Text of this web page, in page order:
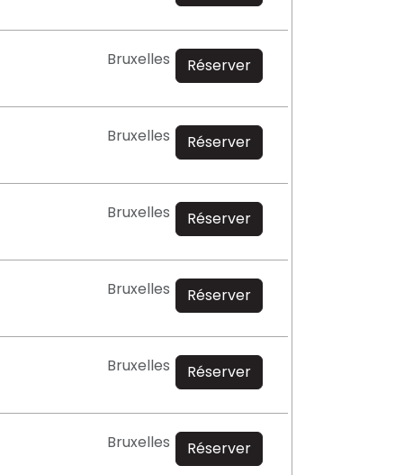
Bruxelles Réserver
Bruxelles Réserver
Bruxelles Réserver
Bruxelles Réserver
Bruxelles Réserver
Bruxelles Réserver